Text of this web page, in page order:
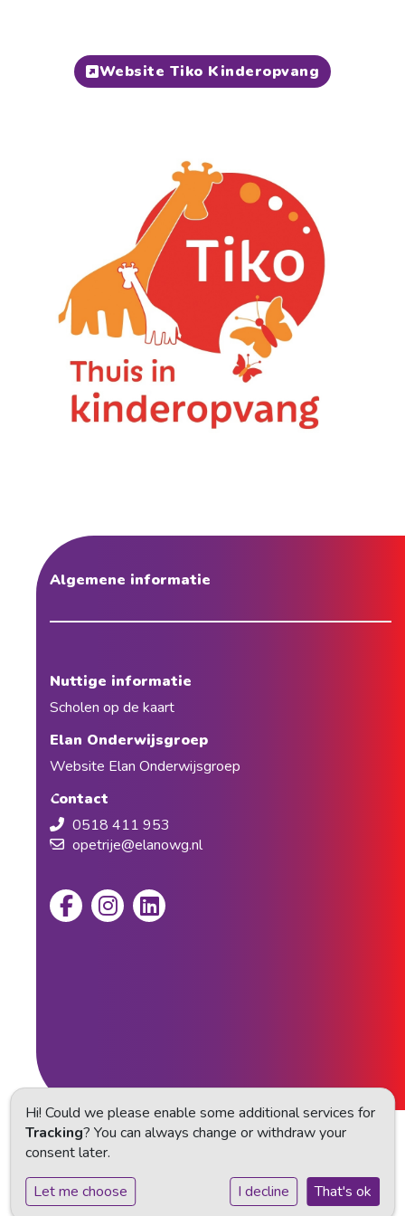
Website Tiko Kinderopvang
Algemene informatie
Nuttige informatie
Scholen op de kaart
Elan Onderwijsgroep
Website Elan Onderwijsgroep
Contact
0518 411 953
opetrije@elanowg.nl
Privacy statement
Powered by
Social Schools
Hi! Could we please enable some additional services for
Tracking? You can always change or withdraw your
consent later.
Let me choose
I decline That's ok